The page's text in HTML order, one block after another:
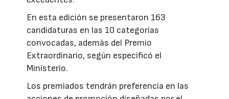
En esta edición se presentaron 163
candidaturas en las 10 categorías
convocadas, además del Premio
Extraordinario, según especificó el
Ministerio.
Los premiados tendrán preferencia en las